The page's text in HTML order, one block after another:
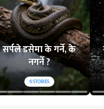
सर्पले डसेमा के गर्ने, के
नगर्ने ?
6STORIES